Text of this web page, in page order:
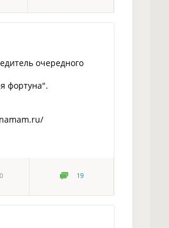
очередного
фортуна".
0 19